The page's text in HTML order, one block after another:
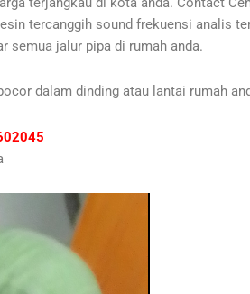
tercanggih sound frekuensi analis
semua jalur pipa di rumah anda.
dalam dinding atau lantai rumah